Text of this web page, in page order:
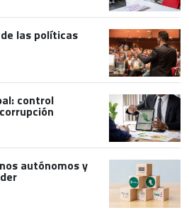
las políticas
control
autónomos y